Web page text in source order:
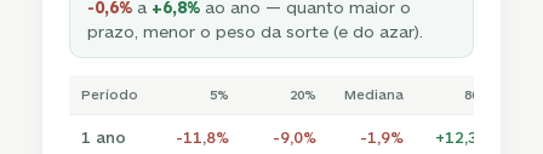
-0,6% a +6,8% ao ano — quanto maior o
prazo, menor o peso da sorte (e do azar).
Período 5% 20% Mediana 80%
1 ano -11,8% -9,0% -1,9% +12,3%